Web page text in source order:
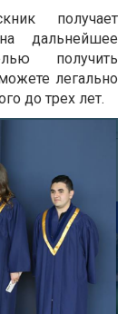
получает
дальнейшее
получить
легально
до трех лет.